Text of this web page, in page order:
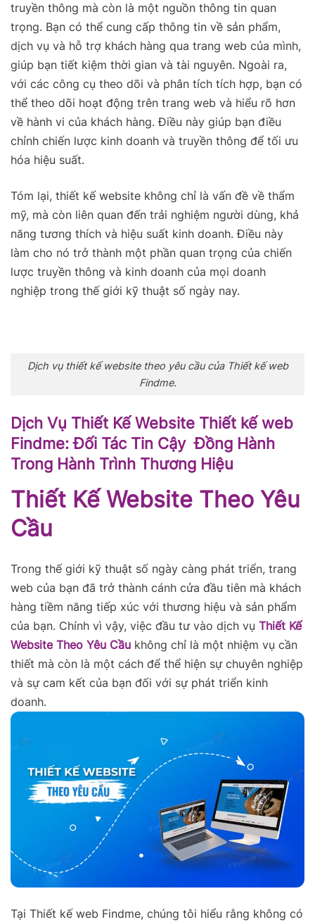
truyền thông mà còn là một nguồn thông tin quan
trọng. Bạn có thể cung cấp thông tin về sản phẩm,
dịch vụ và hỗ trợ khách hàng qua trang web của mình,
giúp bạn tiết kiệm thời gian và tài nguyên. Ngoài ra,
với các công cụ theo dõi và phân tích tích hợp, bạn có
thể theo dõi hoạt động trên trang web và hiểu rõ hơn
về hành vi của khách hàng. Điều này giúp bạn điều
chỉnh chiến lược kinh doanh và truyền thông để tối ưu
hóa hiệu suất.
Tóm lại, thiết kế website không chỉ là vấn đề về thẩm
mỹ, mà còn liên quan đến trải nghiệm người dùng, khả
năng tương thích và hiệu suất kinh doanh. Điều này
làm cho nó trở thành một phần quan trọng của chiến
lược truyền thông và kinh doanh của mọi doanh
nghiệp trong thế giới kỹ thuật số ngày nay.
Dịch vụ thiết kế website theo yêu cầu của Thiết kế web
Findme.
Dịch Vụ Thiết Kế Website Thiết kế web
Findme: Đối Tác Tin Cậy Đồng Hành
Trong Hành Trình Thương Hiệu
Thiết Kế Website Theo Yêu
Cầu
Trong thế giới kỹ thuật số ngày càng phát triển, trang
web của bạn đã trở thành cánh cửa đầu tiên mà khách
hàng tiềm năng tiếp xúc với thương hiệu và sản phẩm
của bạn. Chính vì vậy, việc đầu tư vào dịch vụ Thiết Kế
Website Theo Yêu Cầu không chỉ là một nhiệm vụ cần
thiết mà còn là một cách để thể hiện sự chuyên nghiệp
và sự cam kết của bạn đối với sự phát triển kinh
doanh.
Tại Thiết kế web Findme, chúng tôi hiểu rằng không có